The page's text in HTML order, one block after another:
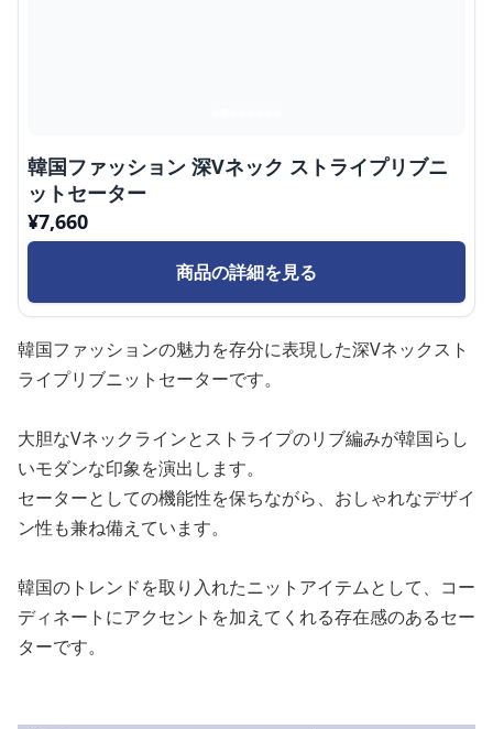
韓国ファッション 深Vネック ストライプリブニ
ットセーター
¥7,660
商品の詳細を見る
韓国ファッションの魅力を存分に表現した深Vネックスト
ライプリブニットセーターです。
大胆なVネックラインとストライプのリブ編みが韓国らし
いモダンな印象を演出します。
セーターとしての機能性を保ちながら、おしゃれなデザイ
ン性も兼ね備えています。
韓国のトレンドを取り入れたニットアイテムとして、コー
ディネートにアクセントを加えてくれる存在感のあるセー
ターです。